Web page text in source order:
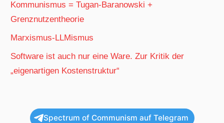
Kommunismus = Tugan-Baranowski +
Grenznutzentheorie
Marxismus-LLMismus
Software ist auch nur eine Ware. Zur Kritik der
„eigenartigen Kostenstruktur“
Spectrum of Communism auf Telegram